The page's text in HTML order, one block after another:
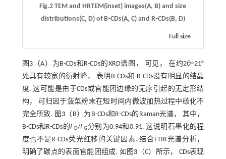
Fig.2 TEM and HRTEM(inset) images(A, B) and size
distributions(C, D) of B⁃CDs(A, C) and R⁃CDs(B, D)
Full size
图3 （A）为B-CDs和R-CDs的XRD谱图， 可见， 在约2θ=21°
处具有较宽的衍射峰， 表明B-CDs和 R-CDs没有明显的结晶
度. 这可能是由于CDs或官能团边缘的无序引起的无定形结
构， 可归因于菠菜粉末在短时间内微波加热过程中碳化不
完全所致. 图3 （B）为B-CDs和R-CDs的Raman光谱， 其中，
B-CDs和R-CDs的I D/I G分别为0.94和0.91. 这说明石墨化的程
度也不是R-CDs荧光红移的关键因素. 结合FTIR光谱分析，
明确了碳点的表面官能团组成. 如 图3 （C）所示， CDs表现